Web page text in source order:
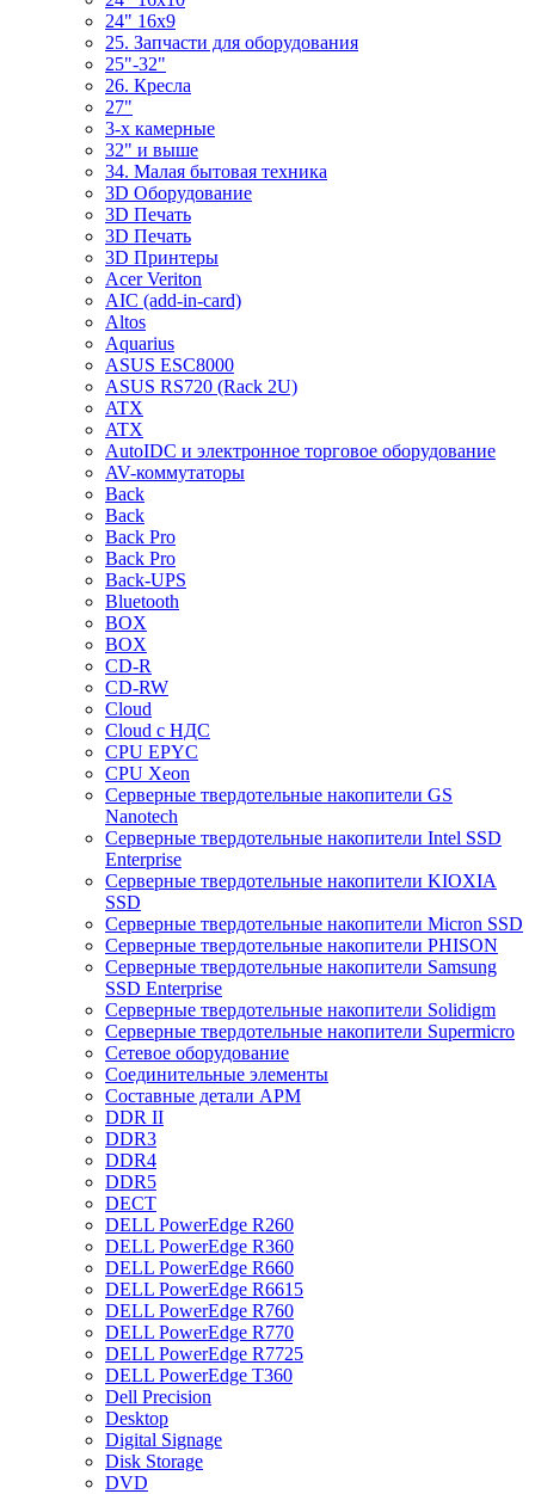
24" 16x9
25. Запчасти для оборудования
25"-32"
26. Кресла
27"
3-x камерные
32" и выше
34. Малая бытовая техника
3D Оборудование
3D Печать
3D Печать
3D Принтеры
Acer Veriton
AIC (add-in-card)
Altos
Aquarius
ASUS ESC8000
ASUS RS720 (Rack 2U)
ATX
ATX
AutoIDC и электронное торговое оборудование
AV-коммутаторы
Back
Back
Back Pro
Back Pro
Back-UPS
Bluetooth
BOX
BOX
CD-R
CD-RW
Cloud
Cloud с НДС
CPU EPYC
CPU Xeon
Cерверные твердотельные накопители GS
Nanotech
Cерверные твердотельные накопители Intel SSD
Enterprise
Cерверные твердотельные накопители KIOXIA
SSD
Cерверные твердотельные накопители Micron SSD
Cерверные твердотельные накопители PHISON
Cерверные твердотельные накопители Samsung
SSD Enterprise
Cерверные твердотельные накопители Solidigm
Cерверные твердотельные накопители Supermicro
Cетевое оборудование
Cоединительные элементы
Cоставные детали АРМ
DDR II
DDR3
DDR4
DDR5
DECT
DELL PowerEdge R260
DELL PowerEdge R360
DELL PowerEdge R660
DELL PowerEdge R6615
DELL PowerEdge R760
DELL PowerEdge R770
DELL PowerEdge R7725
DELL PowerEdge T360
Dell Precision
Desktop
Digital Signage
Disk Storage
DVD